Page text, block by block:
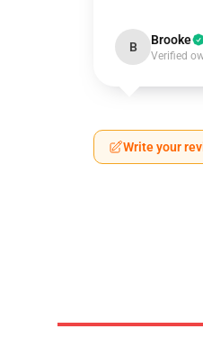
B Brooke
Verified
Write your